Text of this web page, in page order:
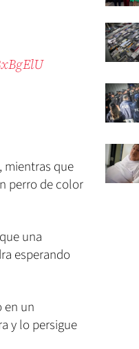
mientras que
perro de color
una
esperando
en un
y lo persigue